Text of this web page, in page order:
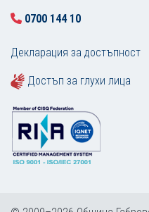
0700 144 10
Декларация за достъпност
Достъп за глухи лица